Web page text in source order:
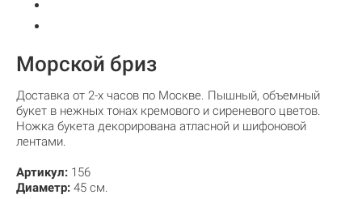
Морской бриз
Доставка от 2-х часов по Москве. Пышный, объемный
букет в нежных тонах кремового и сиреневого цветов.
Ножка букета декорирована атласной и шифоновой
лентами.
Артикул: 156
Диаметр: 45 см.